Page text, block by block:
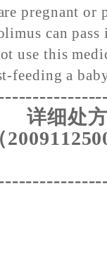
pregnant or
can
use this
feeding a
详细处